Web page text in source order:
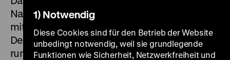
Napoleons oder die Handprothese eines
mittelalterlichen Ritters – die Sammlung des
Deutschen Historischen Museums umfasst
rund eine Million sehr unterschiedliche
1) Notwendig
Diese Cookies sind für den Betrieb der Website
unbedingt notwendig, weil sie grundlegende
Funktionen wie Sicherheit, Netzwerkfreiheit und